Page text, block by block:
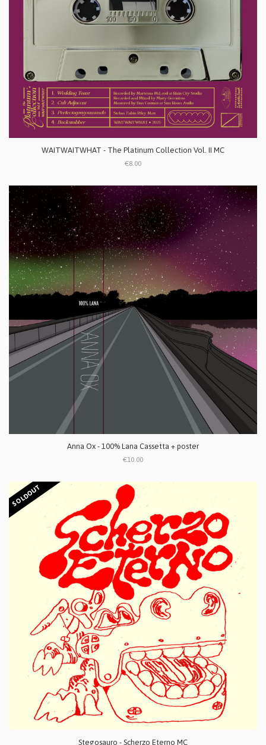
WAITWAITWHAT - The Platinum Collection Vol. II MC
€8.00
Anna Ox - 100% Lana Cassetta + poster
€10.00
SOLDOUT
Stegosauro - Scherzo Eterno MC